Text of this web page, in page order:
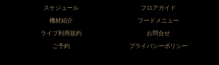
スケジュール
フロアガイド
機材紹介
フードメニュー
ライブ利用規約
お問合せ
ご予約
プライバシーポリシー